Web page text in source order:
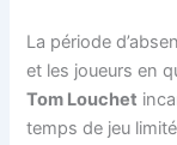
La période
et les joueurs en
Tom Louchet
temps de jeu